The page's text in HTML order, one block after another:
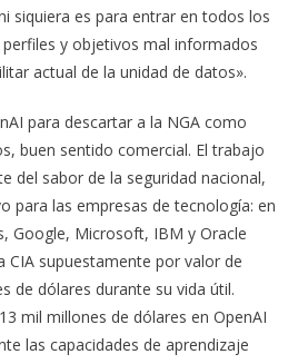
siquiera es para entrar en todos los
y objetivos mal informados
actual de la unidad de datos».
para descartar a la NGA como
buen sentido comercial. El trabajo
del sabor de la seguridad nacional,
para las empresas de tecnología: en
Google, Microsoft, IBM y Oracle
supuestamente por valor de
de dólares durante su vida útil.
mil millones de dólares en OpenAI
las capacidades de aprendizaje